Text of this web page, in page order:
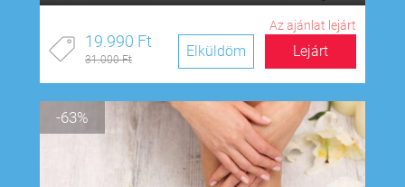
Az ajánlat lejárt
19.990 Ft
31.000 Ft Lejárt
Elküldöm
-63%